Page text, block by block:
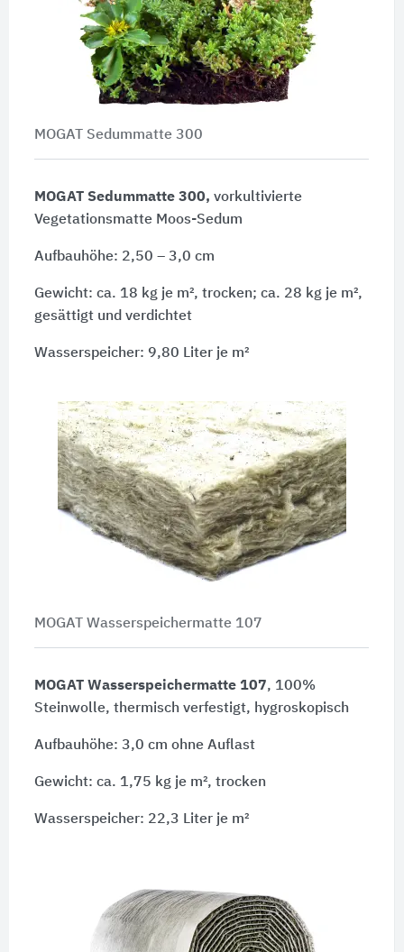
MOGAT Sedummatte 300
MOGAT Sedummatte 300, vorkultivierte
Vegetationsmatte Moos-Sedum
Aufbauhöhe: 2,50 – 3,0 cm
Gewicht: ca. 18 kg je m², trocken; ca. 28 kg je m²,
gesättigt und verdichtet
Wasserspeicher: 9,80 Liter je m²
MOGAT Wasserspeichermatte 107
MOGAT Wasserspeichermatte 107, 100%
Steinwolle, thermisch verfestigt, hygroskopisch
Aufbauhöhe: 3,0 cm ohne Auflast
Gewicht: ca. 1,75 kg je m², trocken
Wasserspeicher: 22,3 Liter je m²